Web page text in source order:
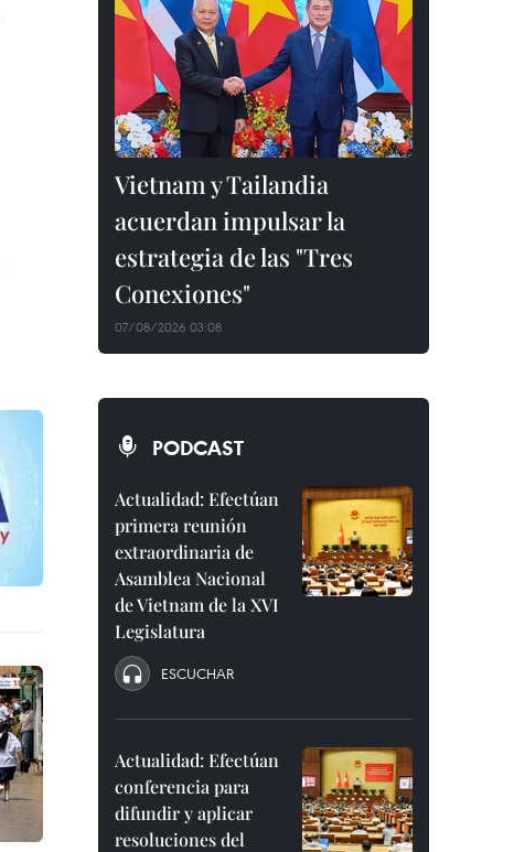
Vietnam y Tailandia
acuerdan impulsar la
estrategia de las "Tres
Conexiones"
07/08/2026 03:08
PODCAST
Actualidad: Efectúan
primera reunión
extraordinaria de
Asamblea Nacional
de Vietnam de la XVI
Legislatura
ESCUCHAR
Actualidad: Efectúan
conferencia para
difundir y aplicar
resoluciones del